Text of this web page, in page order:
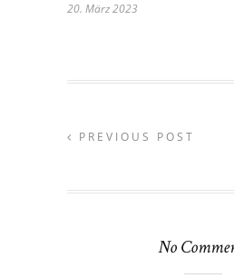
20. März 2023
PREVIOUS POST
No